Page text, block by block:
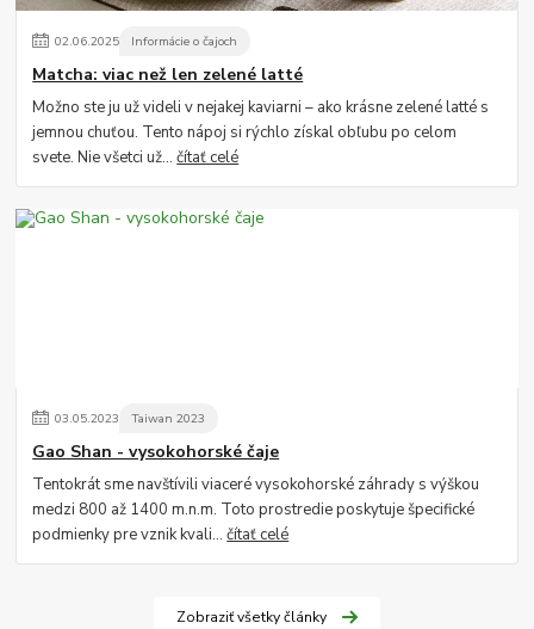
02.06.2025 Informácie o čajoch
Matcha: viac než len zelené latté
Možno ste ju už videli v nejakej kaviarni – ako krásne zelené latté s
jemnou chuťou. Tento nápoj si rýchlo získal obľubu po celom
svete. Nie všetci už...čítať celé
03.05.2023 Taiwan 2023
Gao Shan - vysokohorské čaje
Tentokrát sme navštívili viaceré vysokohorské záhrady s výškou
medzi 800 až 1400 m.n.m. Toto prostredie poskytuje špecifické
podmienky pre vznik kvali...čítať celé
Zobraziť všetky články